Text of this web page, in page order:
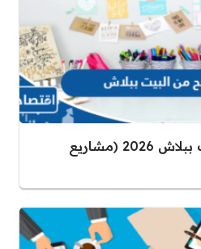
مشروع مربح من البيت ببلاش 2026 (مشاريع